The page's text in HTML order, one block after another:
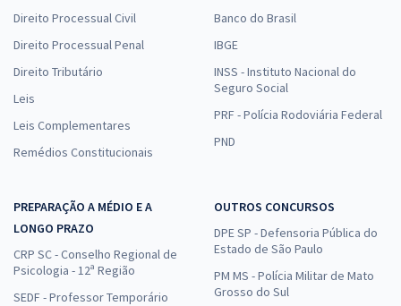
Direito Processual Civil
Direito Processual Penal
Direito Tributário
Leis
Leis Complementares
Remédios Constitucionais
Banco do Brasil
IBGE
INSS - Instituto Nacional do
Seguro Social
PRF - Polícia Rodoviária Federal
PND
PREPARAÇÃO A MÉDIO E A
LONGO PRAZO
CRP SC - Conselho Regional de
Psicologia - 12ª Região
SEDF - Professor Temporário
OUTROS CONCURSOS
DPE SP - Defensoria Pública do
Estado de São Paulo
PM MS - Polícia Militar de Mato
Grosso do Sul